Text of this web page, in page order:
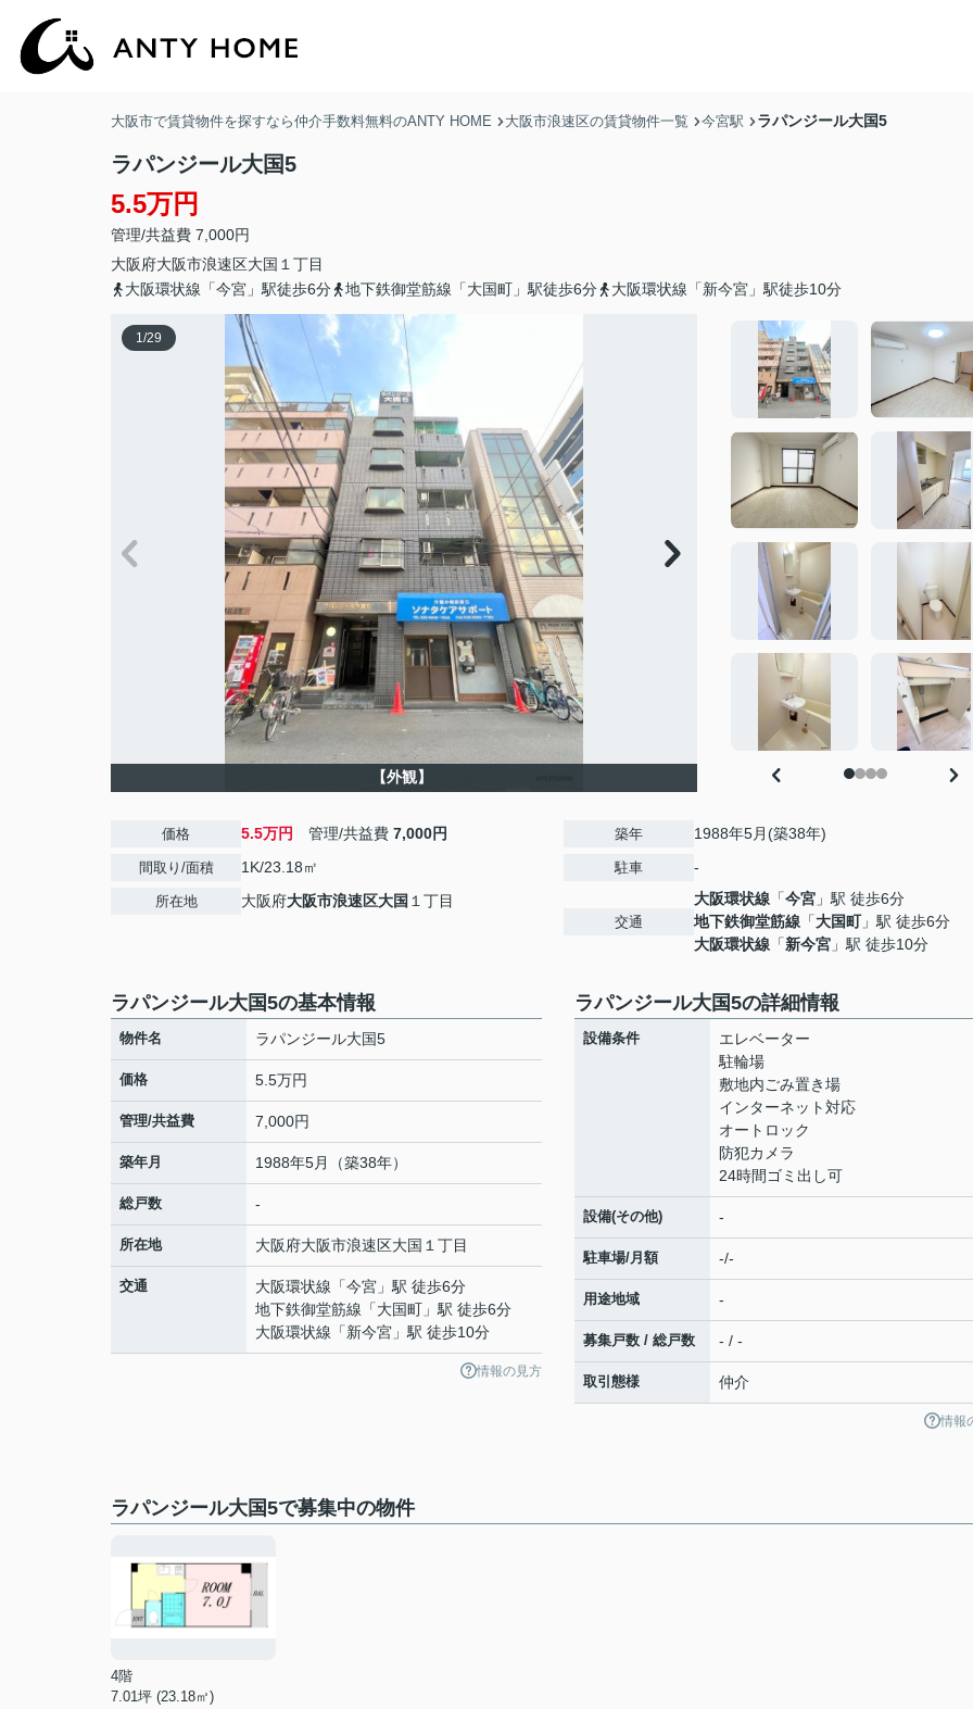
大阪市で賃貸物件を探すなら仲介手数料無料のANTY HOME 大阪市浪速区の賃貸物件一覧 今宮駅 ラパンジール大国5
ラパンジール大国5
5.5万円
管理/共益費 7,000円
大阪府大阪市浪速区大国 １丁目
大阪環状線「今宮」駅徒歩6分
地下鉄御堂筋線「大国町」駅徒歩6分 大阪環状線「新今宮」駅徒歩10分
1/29
【外観】
価格 5.5万円 管理/共益費 7,000円
間取り/面積 1K/23.18㎡
所在地 大阪府大阪市浪速区大国 １丁目
築年 1988年5月(築38年)
駐車 -
交通
大阪環状線 「今宮 」駅 徒歩6分
地下鉄御堂筋線 「大国町」駅 徒歩6分
大阪環状線 「新今宮 」駅 徒歩10分
ラパンジール大国5の基本情報
物件名 ラパンジール大国5
価格 5.5万円
管理/共益費 7,000円
築年月 1988年5月（築38年）
総戸数 -
所在地 大阪府大阪市浪速区大国 １丁目
交通 大阪環状線 「今宮 」駅 徒歩6分
地下鉄御堂筋線 「大国町 」駅 徒歩6分
大阪環状線 「新今宮 」駅 徒歩10分
情報の見方
ラパンジール大国5の詳細情報
設備条件
エレベーター
駐輪場
敷地内ごみ置き場
インターネット対応
オートロック
防犯カメラ
24時間ゴミ出し可
設備(その他) -
駐車場/月額 -/-
用途地域 -
募集戸数 / 総戸数 - / -
取引態様 仲介
情報
ラパンジール大国5で募集中の物件
4階
7.01坪 (23.18㎡)